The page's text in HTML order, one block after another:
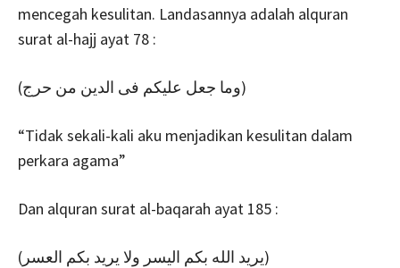
mencegah kesulitan. Landasannya adalah alquran
surat al-hajj ayat 78 :
(وما جعل عليكم فى الدين من حرج)
“Tidak sekali-kali aku menjadikan kesulitan dalam
perkara agama”
Dan alquran surat al-baqarah ayat 185 :
(يريد الله بكم اليسر ولا يريد بكم العسر)